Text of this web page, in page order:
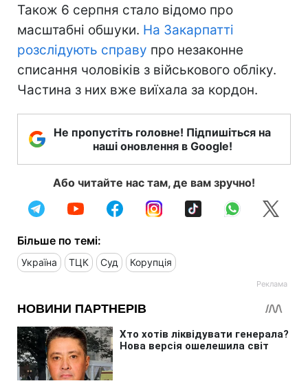
Також 6 серпня стало відомо про
масштабні обшуки. На Закарпатті
розслідують справу про незаконне
списання чоловіків з військового обліку.
Частина з них вже виїхала за кордон.
Не пропустіть головне! Підпишіться на
наші оновлення в Google!
Або читайте нас там, де вам зручно!
Більше по темі:
Україна ТЦК Суд Корупція